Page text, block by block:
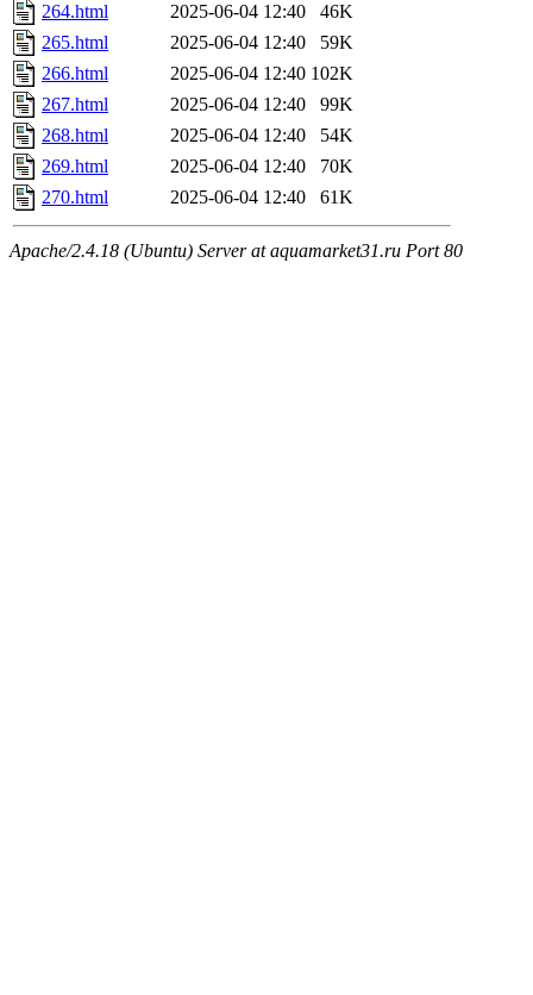
264.html
2025-06-04 12:40
46K
265.html
2025-06-04 12:40
59K
266.html
2025-06-04 12:40 102K
267.html
2025-06-04 12:40
99K
268.html
2025-06-04 12:40
54K
269.html
2025-06-04 12:40
70K
270.html
2025-06-04 12:40 61K
Apache/2.4.18 (Ubuntu) Server at aquamarket31.ru Port 80